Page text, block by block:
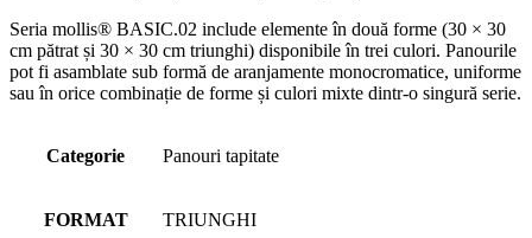
Seria mollis® BASIC.02 include elemente în două forme (30 × 30
cm pătrat și 30 × 30 cm triunghi) disponibile în trei culori. Panourile
pot fi asamblate sub formă de aranjamente monocromatice, uniforme
sau în orice combinație de forme și culori mixte dintr-o singură serie.
Categorie Panouri tapitate
FORMAT TRIUNGHI